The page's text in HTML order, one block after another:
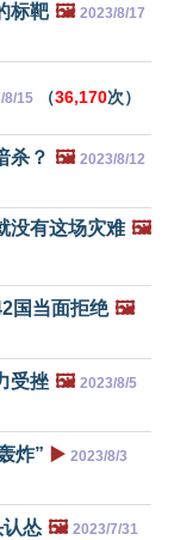
标靶 🖼️ 2023/8/17
8/15 （36,170次）
杀？ 🖼️ 2023/8/12
没有这场灾难 🖼️
国当面拒绝 🖼️
受挫 🖼️ 2023/8/5
炸” ▶️ 2023/8/3
怂 🖼️ 2023/7/31